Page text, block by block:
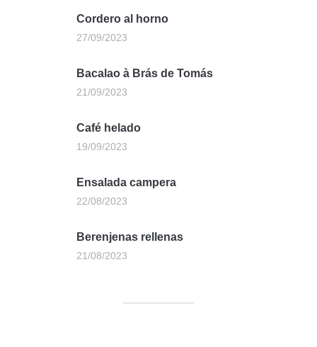
Cordero al horno
27/09/2023
Bacalao à Brás de Tomás
21/09/2023
Café helado
19/09/2023
Ensalada campera
22/08/2023
Berenjenas rellenas
21/08/2023